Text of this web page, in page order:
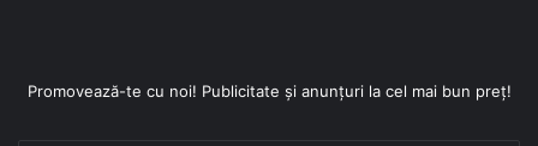
Promovează-te cu noi! Publicitate și anunțuri la cel mai bun preț!